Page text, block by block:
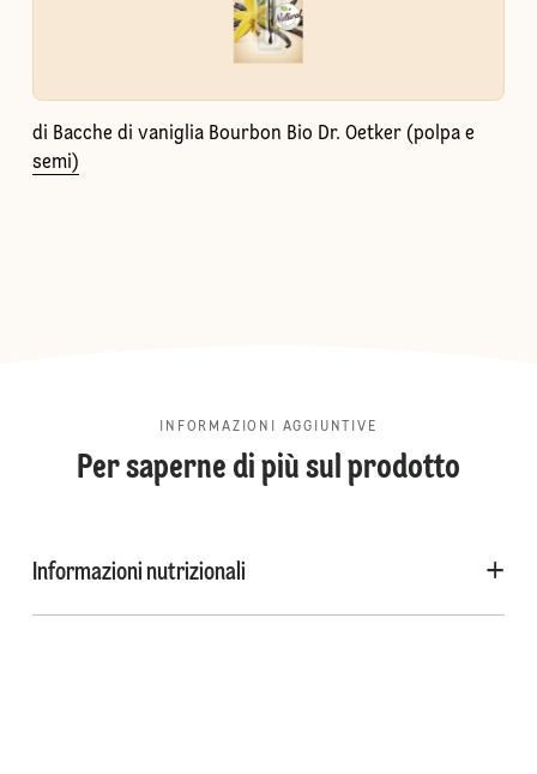
di Bacche di vaniglia Bourbon Bio Dr. Oetker (polpa e
semi)
INFORMAZIONI AGGIUNTIVE
Per saperne di più sul prodotto
Informazioni nutrizionali